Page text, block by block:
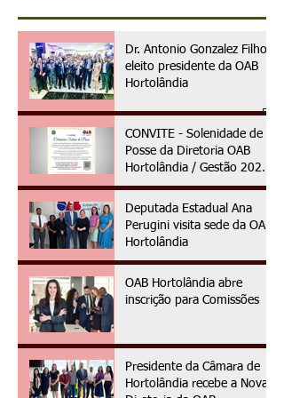
Dr. Antonio Gonzalez Filho é
eleito presidente da OAB
Hortolândia
CONVITE - Solenidade de
Posse da Diretoria OAB
Hortolândia / Gestão 2025
à 2027
Deputada Estadual Ana
Perugini visita sede da OAB
Hortolândia
OAB Hortolândia abre
inscrição para Comissões
Presidente da Câmara de
Hortolândia recebe a Nova